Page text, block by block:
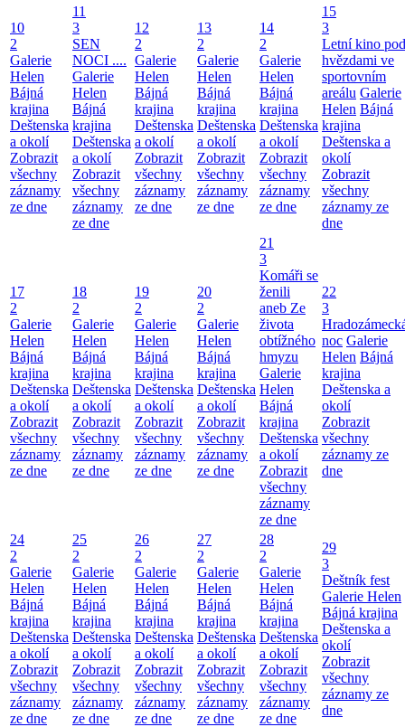
10
2
Galerie
Helen
Bájná
krajina
Deštenska
a okolí
Zobrazit
všechny
záznamy
ze dne
11
3
SEN
NOCI ....
Galerie
Helen
Bájná
krajina
Deštenska
a okolí
Zobrazit
všechny
záznamy
ze dne
12
2
Galerie
Helen
Bájná
krajina
Deštenska
a okolí
Zobrazit
všechny
záznamy
ze dne
13
2
Galerie
Helen
Bájná
krajina
Deštenska
a okolí
Zobrazit
všechny
záznamy
ze dne
14
2
Galerie
Helen
Bájná
krajina
Deštenska
a okolí
Zobrazit
všechny
záznamy
ze dne
15
3
Letní kino pod
hvězdami ve
sportovním
areálu Galerie
Helen Bájná
krajina
Deštenska a
okolí
Zobrazit
všechny
záznamy ze
dne
17
2
Galerie
Helen
Bájná
krajina
Deštenska
a okolí
Zobrazit
všechny
záznamy
ze dne
18
2
Galerie
Helen
Bájná
krajina
Deštenska
a okolí
Zobrazit
všechny
záznamy
ze dne
19
2
Galerie
Helen
Bájná
krajina
Deštenska
a okolí
Zobrazit
všechny
záznamy
ze dne
20
2
Galerie
Helen
Bájná
krajina
Deštenska
a okolí
Zobrazit
všechny
záznamy
ze dne
21
3
Komáři se
ženili
aneb Ze
života
obtížného
hmyzu
Galerie
Helen
Bájná
krajina
Deštenska
a okolí
Zobrazit
všechny
záznamy
ze dne
22
3
noc Galerie
Helen Bájná
krajina
Deštenska a
okolí
Zobrazit
všechny
záznamy ze
dne
24
2
Galerie
Helen
Bájná
krajina
Deštenska
a okolí
Zobrazit
všechny
záznamy
ze dne
25
2
Galerie
Helen
Bájná
krajina
Deštenska
a okolí
Zobrazit
všechny
záznamy
ze dne
26
2
Galerie
Helen
Bájná
krajina
Deštenska
a okolí
Zobrazit
všechny
záznamy
ze dne
27
2
Galerie
Helen
Bájná
krajina
Deštenska
a okolí
Zobrazit
všechny
záznamy
ze dne
28
2
Galerie
Helen
Bájná
krajina
Deštenska
a okolí
Zobrazit
všechny
záznamy
ze dne
29
3
Deštník fest
Galerie Helen
Bájná krajina
Deštenska a
okolí
Zobrazit
všechny
záznamy ze
dne